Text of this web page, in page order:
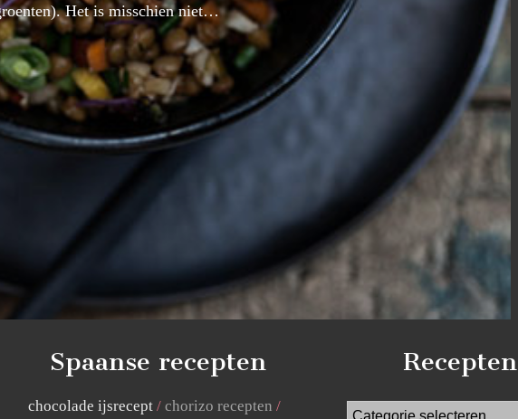
Het is misschien niet…
Spaanse recepten
chocolade ijsrecept
chorizo recepten
Recepten